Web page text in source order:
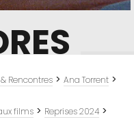
Rencontres > Ana Torrent >
films > Reprises 2024 >